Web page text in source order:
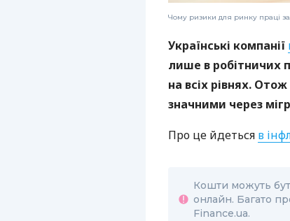
Чому ризики для ринку праці
Українські компанії
лише в робітничих
на всіх рівнях. Отож
значними через
Про це йдеться в
Кошти можуть
онлайн. Багато
Finance.ua.